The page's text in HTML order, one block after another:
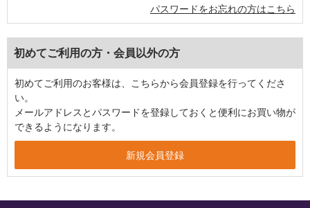
パスワードをお忘れの方はこちら
初めてご利用の方・会員以外の方
初めてご利用のお客様は、こちらから会員登録を行ってくださ
い。
メールアドレスとパスワードを登録しておくと便利にお買い物が
できるようになります。